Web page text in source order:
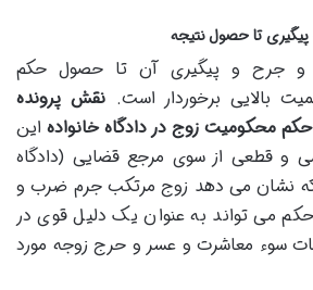
تا حصول نتیجه
جرح و پیگیری آن تا حصول حکم
بالایی برخوردار است. نقش پرونده
محکومیت زوج در دادگاه خانوادهاین
و قطعی از سوی مرجع قضایی (دادگاه
که نشان می دهد زوج مرتکب جرم ضرب و
می تواند به عنوان یک دلیل قوی در
سوء معاشرت و عسر و حرج زوجه مورد